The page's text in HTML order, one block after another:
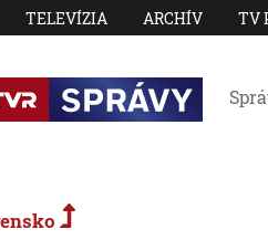
TELEVÍZIA ARCHÍV TV